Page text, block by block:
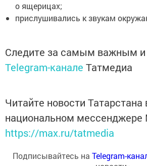
о ящерицах;
прислушивались к звукам
Следите за самым важным
Telegram-канале Татмедиа
Читайте новости Татарстана
национальном мессенджере
https://max.ru/tatmedia
Подписывайтесь на Telegram-